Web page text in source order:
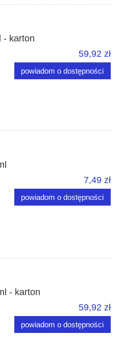
- karton
59,92 zł
powiadom o dostępności
7,49 zł
powiadom o dostępności
- karton
59,92 zł
powiadom o dostępności